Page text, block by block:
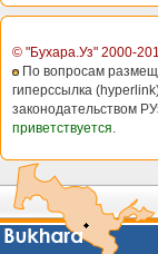
© "Бухара.Уз" 2000-
По вопросам
гиперссылка
законодательством
приветствуется.